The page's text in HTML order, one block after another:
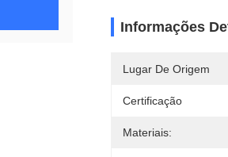
Informações
Lugar De Origem
Certificação
Materiais: